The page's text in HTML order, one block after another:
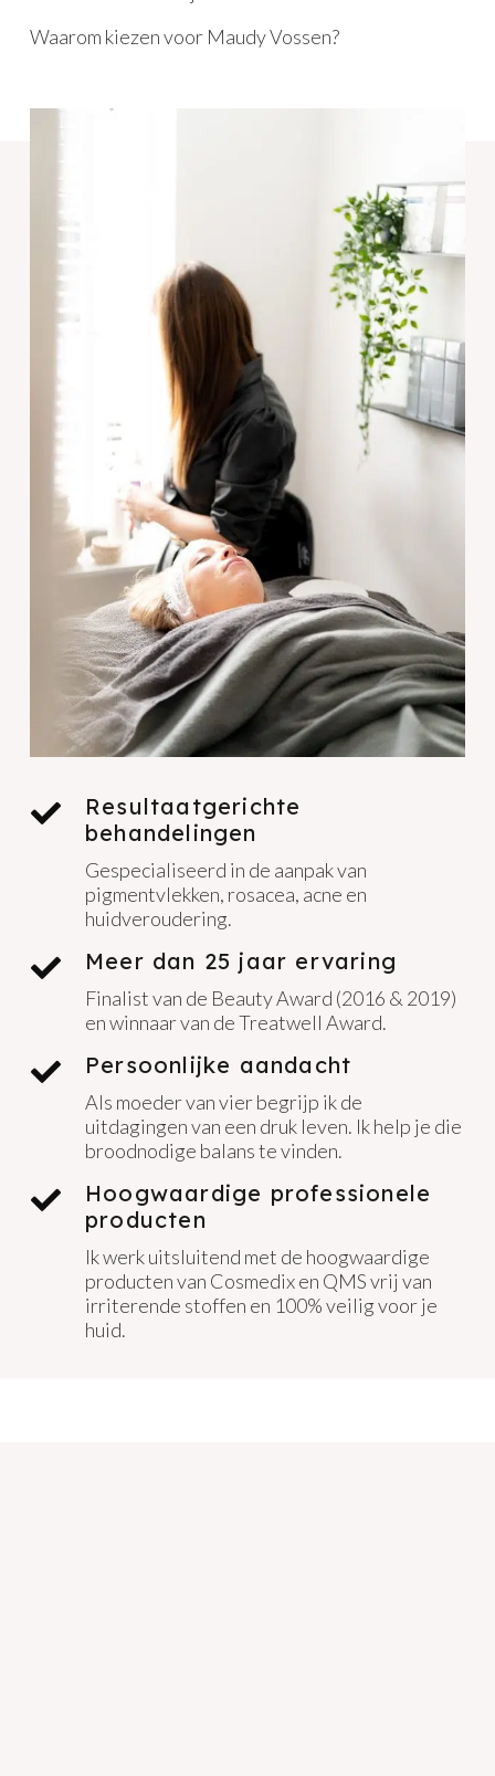
Waarom kiezen voor Maudy Vossen?
Resultaatgerichte
behandelingen
Gespecialiseerd in de aanpak van
pigmentvlekken, rosacea, acne en
huidveroudering.
Meer dan 25 jaar ervaring
Finalist van de Beauty Award (2016 & 2019)
en winnaar van de Treatwell Award.
Persoonlijke aandacht
Als moeder van vier begrijp ik de
uitdagingen van een druk leven. Ik help je die
broodnodige balans te vinden.
Hoogwaardige professionele
producten
Ik werk uitsluitend met de hoogwaardige
producten van Cosmedix en QMS vrij van
irriterende stoffen en 100% veilig voor je
huid.